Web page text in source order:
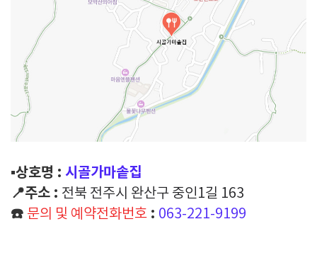
▪️상호명 : 시골가마솥집
📍주소 : 전북 전주시 완산구 중인1길 163
☎️ 문의 및 예약전화번호 : 063-221-9199